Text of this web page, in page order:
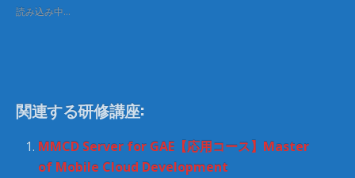
t
t
い
ウ
ン
ド
ウ
で
ク
し
て
だ
さ
い
(
読み込み中…
関連する研修講座:
MMCD Server for GAE【応用コース】Master
of Mobile Cloud Development